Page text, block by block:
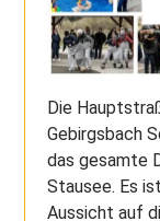
Die
Gebirgsbach
das gesamte
Stausee. Es
Aussicht auf